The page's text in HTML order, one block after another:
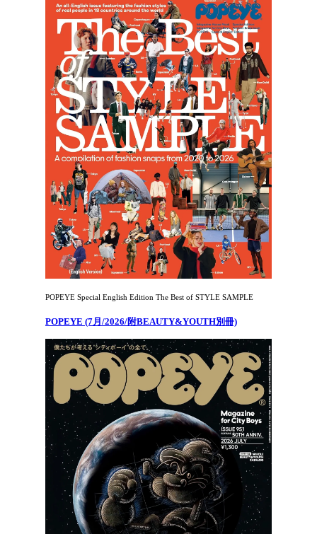
POPEYE Special English Edition The Best of STYLE SAMPLE
POPEYE (7月/2026/附BEAUTY&YOUTH別冊)